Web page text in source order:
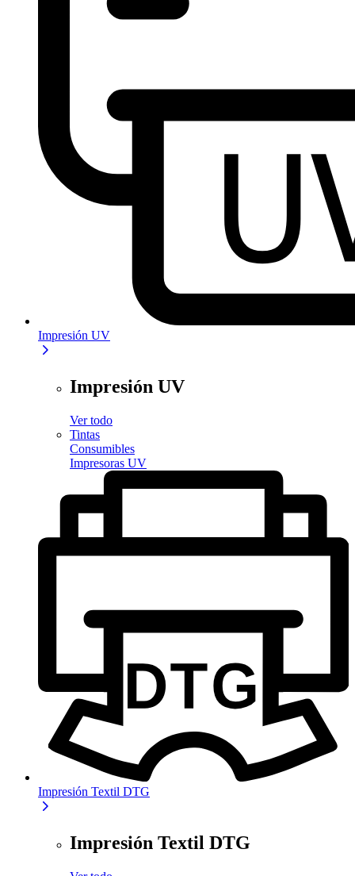
Impresión UV
Impresión UV
Ver todo
Tintas
Consumibles
Impresoras UV
Impresión Textil DTG
Impresión Textil DTG